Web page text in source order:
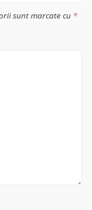
sunt marcate cu *